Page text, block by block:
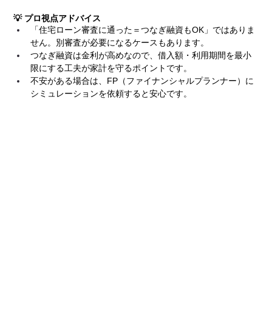
💡 プロ視点アドバイス
「住宅ローン審査に通った＝つなぎ融資もOK」ではありま
せん。別審査が必要になるケースもあります。
つなぎ融資は金利が高めなので、借入額・利用期間を最小
限にする工夫が家計を守るポイントです。
不安がある場合は、FP（ファイナンシャルプランナー）に
シミュレーションを依頼すると安心です。